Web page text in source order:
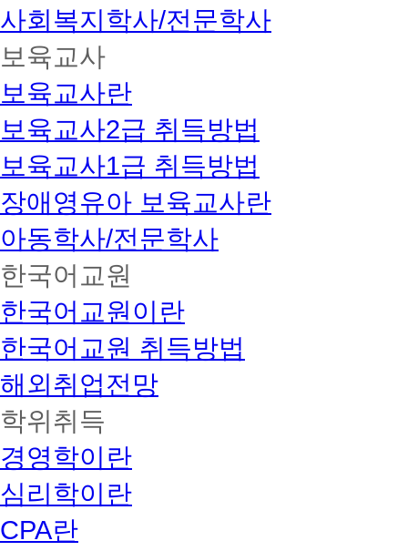
사회복지학사/전문학사
보육교사
보육교사란
보육교사2급 취득방법
보육교사1급 취득방법
장애영유아 보육교사란
아동학사/전문학사
한국어교원
한국어교원이란
한국어교원 취득방법
해외취업전망
학위취득
경영학이란
심리학이란
CPA란